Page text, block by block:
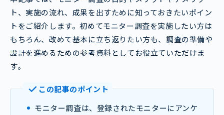
ト、実施の流れ、成果を出すために知っておきたいポイン
トをご紹介します。初めてモニター調査を実施したい方は
もちろん、改めて基本に立ち返りたい方も、調査の準備や
設計を進めるための参考資料としてお役立ていただけま
す。
この記事のポイント
モニター調査は、登録されたモニターにアンケ